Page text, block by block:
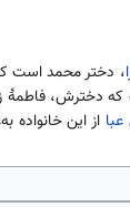
، دختر محمد است
فاطمهٔ
از این خانواده